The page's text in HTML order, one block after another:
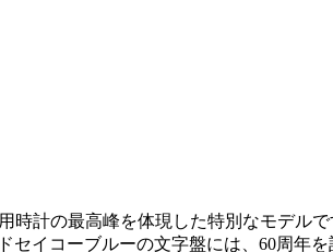
計の最高峰を体現した特別なモデル
イコーブルーの文字盤には、60周年